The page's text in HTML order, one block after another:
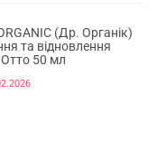
(Др. Органік)
та відновлення
50 мл